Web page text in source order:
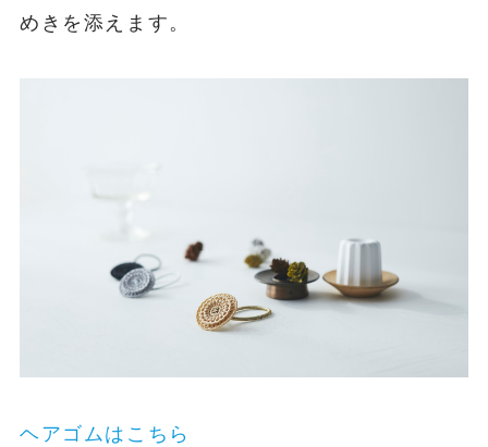
めきを添えます。
ヘアゴムはこちら